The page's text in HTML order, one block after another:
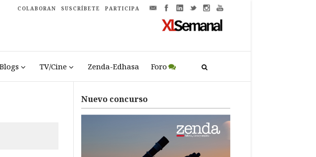
COLABORAN SUSCRÍBETE PARTICIPA
Blogs TV/Cine Zenda-Edhasa Foro
Nuevo concurso